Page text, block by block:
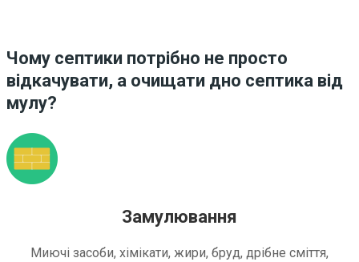
Чому септики потрібно не просто
відкачувати, а очищати дно септика від
мулу?
Замулювання
Миючі засоби, хімікати, жири, бруд, дрібне сміття,